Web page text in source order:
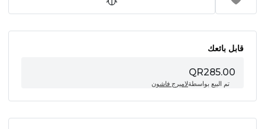
قابل بائعك
QR285.00
تم البيع بواسطةلاميرج فاشون